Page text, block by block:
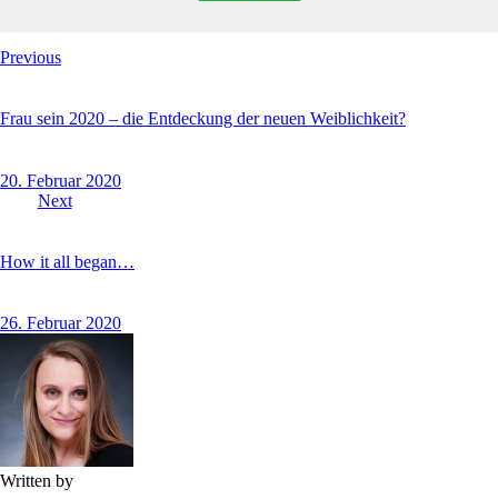
Previous
Frau sein 2020 – die Entdeckung der neuen Weiblichkeit?
20. Februar 2020
Next
How it all began…
26. Februar 2020
Written by